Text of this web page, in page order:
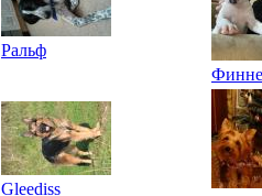
Ральф
Gleediss